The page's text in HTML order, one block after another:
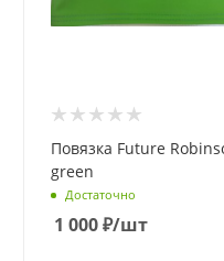
Повязка Future Robinson
green
Достаточно
1 000₽/шт